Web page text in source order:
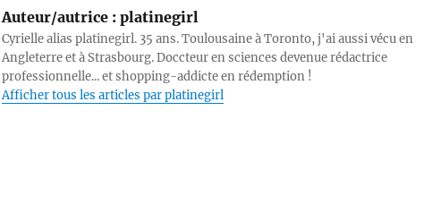
Auteur/autrice :platinegirl
Cyrielle alias platinegirl. 35 ans. Toulousaine à Toronto, j'ai aussi vécu en
Angleterre et à Strasbourg. Doccteur en sciences devenue rédactrice
professionnelle... et shopping-addicte en rédemption !
Afficher tous les articles par platinegirl